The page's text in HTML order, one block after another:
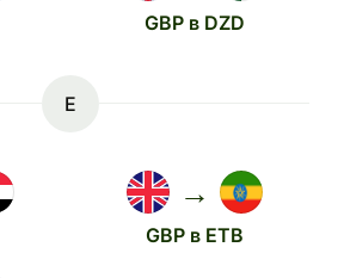
GBP в DZD
E
→
GBP в ETB